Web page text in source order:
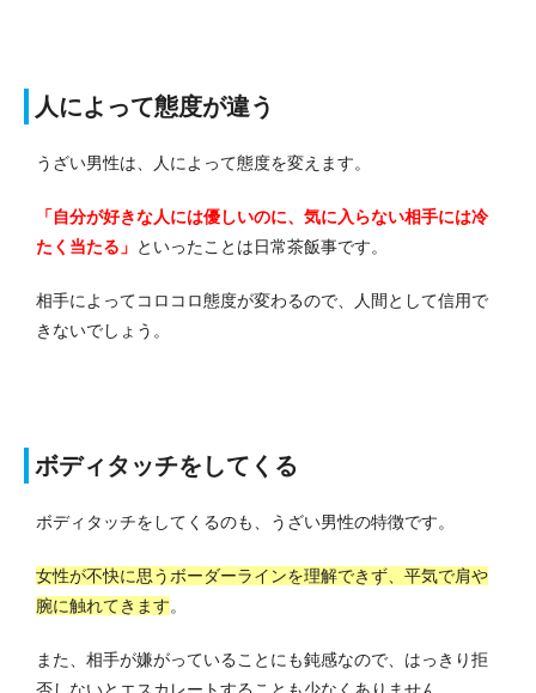
人によって態度が違う
うざい男性は、人によって態度を変えます。
「自分が好きな人には優しいのに、気に入らない相手には冷
たく当たる」 といったことは日常茶飯事です。
相手によってコロコロ態度が変わるので、人間として信用で
きないでしょう。
ボディタッチをしてくる
ボディタッチをしてくるのも、うざい男性の特徴です。
女性が不快に思うボーダーラインを理解できず、平気で肩や
腕に触れてきます。
また、相手が嫌がっていることにも鈍感なので、はっきり拒
否しないとエスカレートすることも少なくありません。